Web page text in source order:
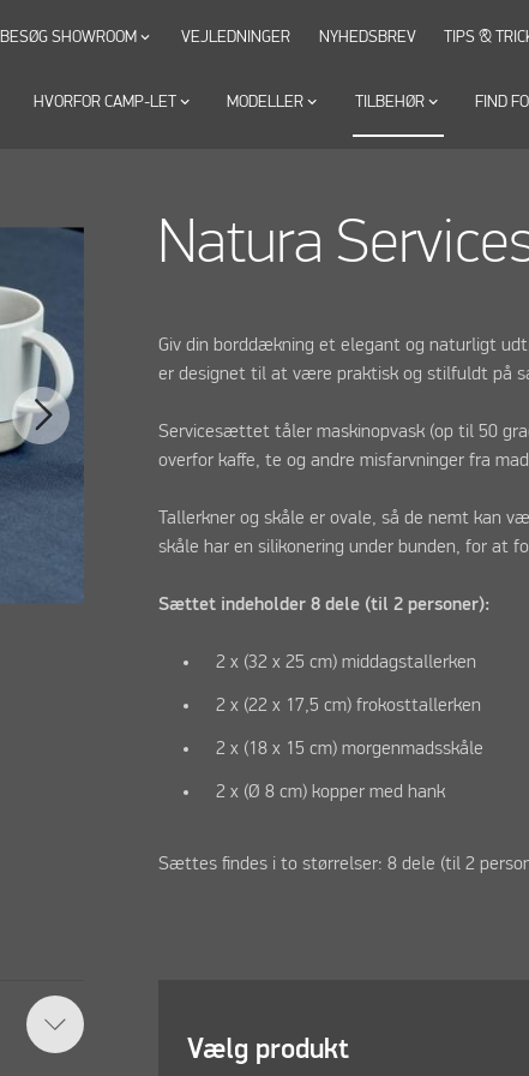
HVORFOR CAMP-LETkeyboard_arrow_down MODELLER keyboard_arrow_down TILBEHØRkeyboard_arrow_down FIND
BESØG SHOWROOM keyboard_arrow_down VEJLEDNINGER NYHEDSBREV TIPS &
Natura
Giv din borddækning et elegant og naturligt
er designet til at være praktisk og stilfuldt på
Servicesættet tåler maskinopvask (op til 50
overfor kaffe, te og andre misfarvninger fra
Tallerkner og skåle er ovale, så de nemt kan
skåle har en silikonering under bunden, for at
Sættet indeholder 8 dele (til 2 personer):
2 x (32 x 25 cm) middagstallerken
2 x (22 x 17,5 cm) frokosttallerken
2 x (18 x 15 cm) morgenmadsskåle
2 x (Ø 8 cm) kopper med hank
Sættes findes i to størrelser: 8 dele (til 2
Vælg produkt